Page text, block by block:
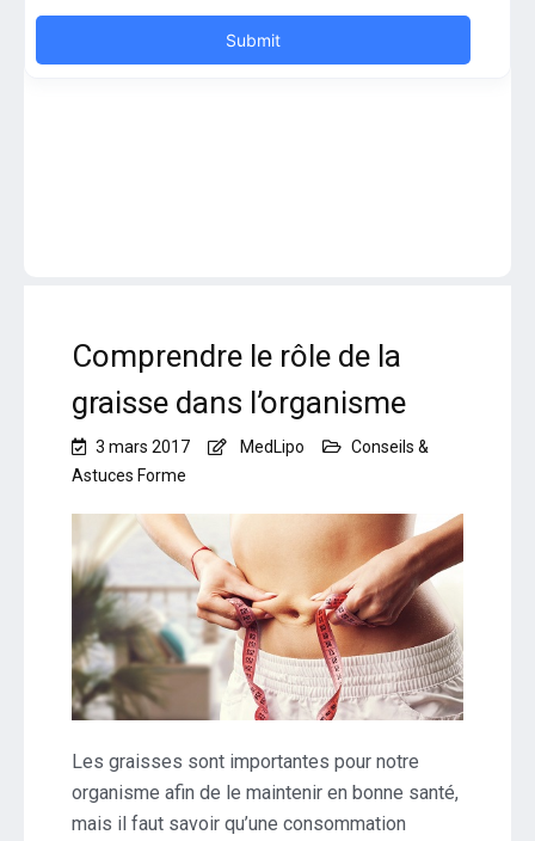
Comprendre le rôle de la
graisse dans l’organisme
3 mars 2017 MedLipo
Conseils &
Astuces Forme
Les graisses sont importantes pour notre
organisme afin de le maintenir en bonne santé,
mais il faut savoir qu’une consommation